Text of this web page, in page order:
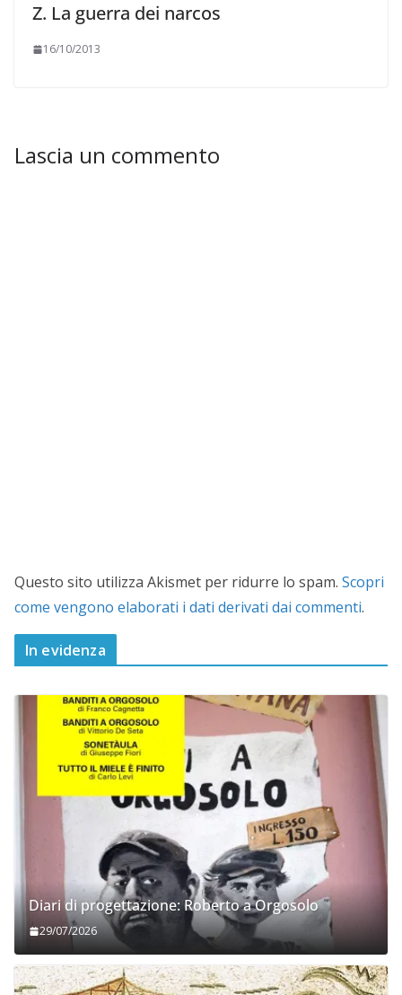
Z. La guerra dei narcos
16/10/2013
Lascia un commento
Questo sito utilizza Akismet per ridurre lo spam. Scopri
come vengono elaborati i dati derivati dai commenti.
In evidenza
Diari di progettazione: Roberto a Orgosolo
29/07/2026